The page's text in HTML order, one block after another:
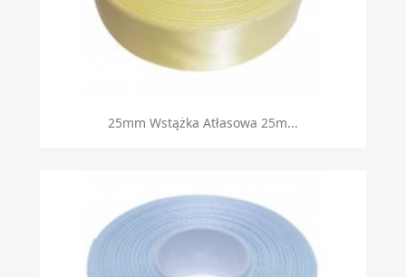
25mm Wstążka Atłasowa 25m...